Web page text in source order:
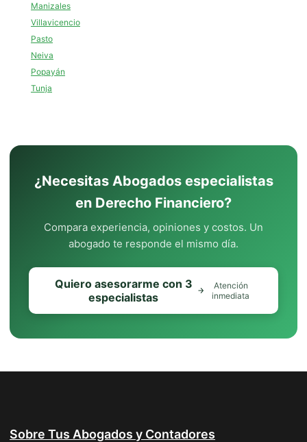
Manizales
Villavicencio
Pasto
Neiva
Popayán
Tunja
¿Necesitas Abogados especialistas
en Derecho Financiero?
Compara experiencia, opiniones y costos. Un
abogado te responde el mismo día.
Quiero asesorarme con 3
especialistas
Atención
inmediata
Sobre Tus Abogados y Contadores